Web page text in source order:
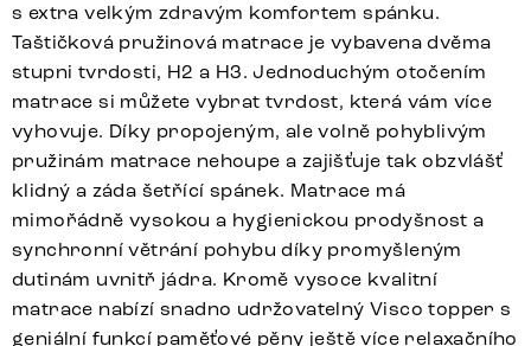
s extra velkým zdravým komfortem spánku.
Taštičková pružinová matrace je vybavena dvěma
stupni tvrdosti, H2 a H3. Jednoduchým otočením
matrace si můžete vybrat tvrdost, která vám více
vyhovuje. Díky propojeným, ale volně pohyblivým
pružinám matrace nehoupe a zajišťuje tak obzvlášť
klidný a záda šetřící spánek. Matrace má
mimořádně vysokou a hygienickou prodyšnost a
synchronní větrání pohybu díky promyšleným
dutinám uvnitř jádra. Kromě vysoce kvalitní
matrace nabízí snadno udržovatelný Visco topper s
geniální funkcí paměťové pěny ještě více relaxačního